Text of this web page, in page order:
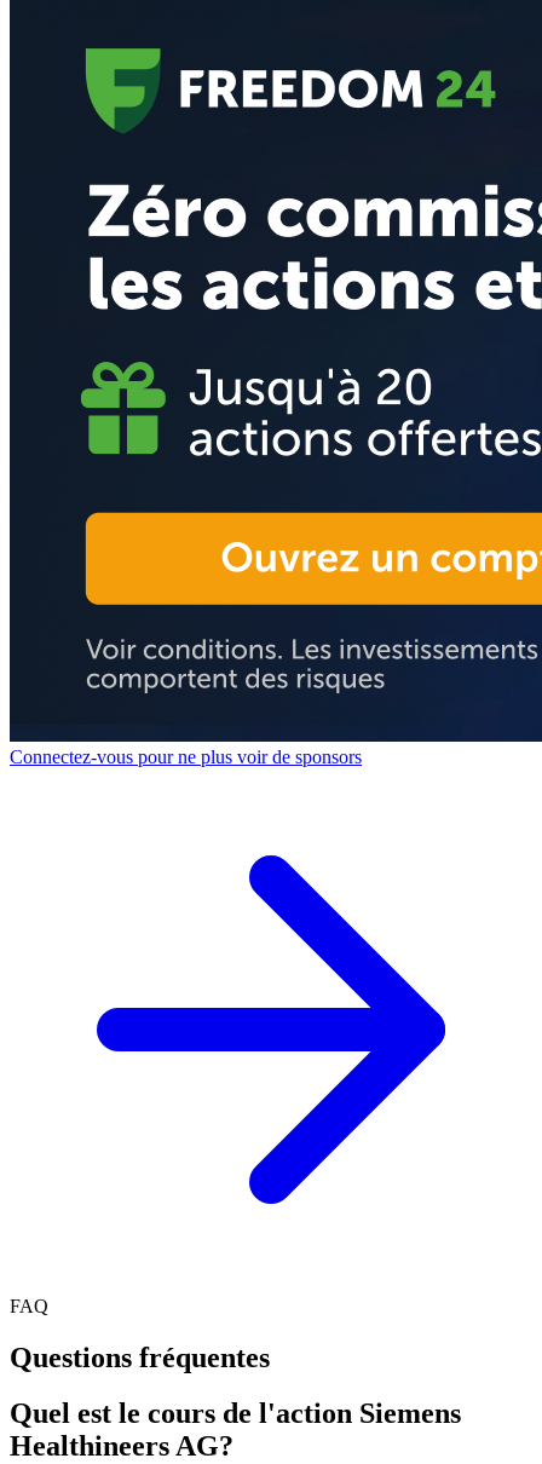
Connectez-vous pour ne plus voir de sponsors
FAQ
Questions fréquentes
Quel est le cours de l'action Siemens
Healthineers AG?